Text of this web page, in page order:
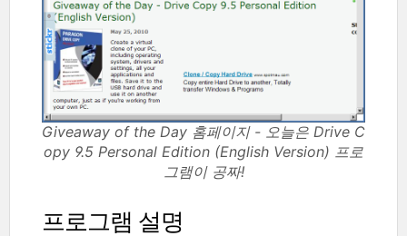
Giveaway of the Day 홈페이지 - 오늘은 Drive C
opy 9.5 Personal Edition (English Version) 프로
그램이 공짜!
프로그램 설명